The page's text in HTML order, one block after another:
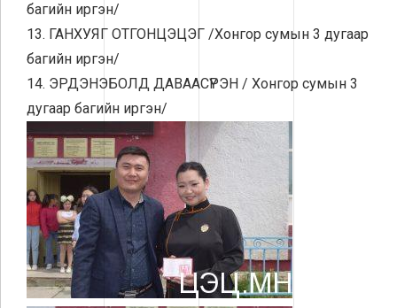
багийн иргэн/
13. ГАНХУЯГ ОТГОНЦЭЦЭГ /Хонгор сумын 3 дугаар
багийн иргэн/
14. ЭРДЭНЭБОЛД ДАВААСҮРЭН / Хонгор сумын 3
дугаар багийн иргэн/